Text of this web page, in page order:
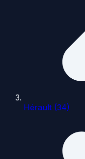
Hérault (34)